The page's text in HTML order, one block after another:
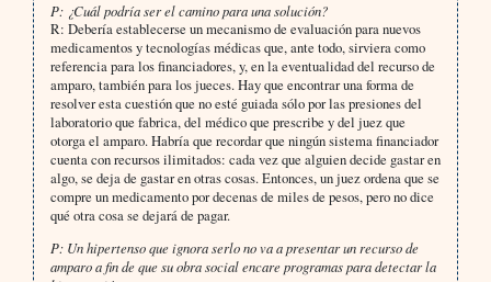
P: ¿Cuál podría ser el camino para una solución?
R: Debería establecerse un mecanismo de evaluación para nuevos
medicamentos y tecnologías médicas que, ante todo, sirviera como
referencia para los financiadores, y, en la eventualidad del recurso de
amparo, también para los jueces. Hay que encontrar una forma de
resolver esta cuestión que no esté guiada sólo por las presiones del
laboratorio que fabrica, del médico que prescribe y del juez que
otorga el amparo. Habría que recordar que ningún sistema financiador
cuenta con recursos ilimitados: cada vez que alguien decide gastar en
algo, se deja de gastar en otras cosas. Entonces, un juez ordena que se
compre un medicamento por decenas de miles de pesos, pero no dice
qué otra cosa se dejará de pagar.
P: Un hipertenso que ignora serlo no va a presentar un recurso de
amparo a fin de que su obra social encare programas para detectar la